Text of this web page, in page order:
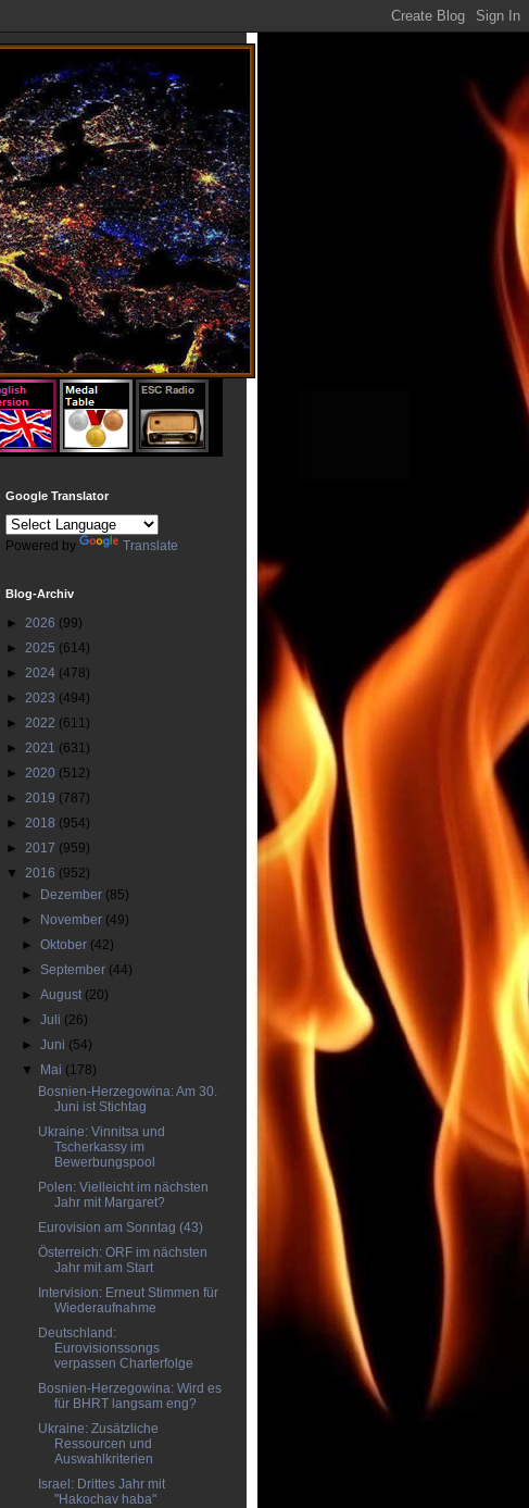
Google Translator
Powered by Translate
Blog-Archiv
► 2026 (99)
► 2025 (614)
► 2024 (478)
► 2023 (494)
► 2022 (611)
► 2021 (631)
► 2020 (512)
► 2019 (787)
► 2018 (954)
► 2017 (959)
▼ 2016 (952)
►
Dezember (85)
►
November (49)
►Oktober (42)
► September (44)
►August (20)
►Juli (26)
►Juni (54)
▼
Mai (178)
Bosnien-Herzegowina: Am 30.
Juni ist Stichtag
Ukraine: Vinnitsa und
Tscherkassy im
Bewerbungspool
Polen: Vielleicht im nächsten
Jahr mit Margaret?
Eurovision am Sonntag (43)
Österreich: ORF im nächsten
Jahr mit am Start
Intervision: Erneut Stimmen für
Wiederaufnahme
Deutschland:
Eurovisionssongs
verpassen Charterfolge
Bosnien-Herzegowina: Wird es
für BHRT langsam eng?
Ukraine: Zusätzliche
Ressourcen und
Auswahlkriterien
Israel: Drittes Jahr mit
"Hakochav haba"